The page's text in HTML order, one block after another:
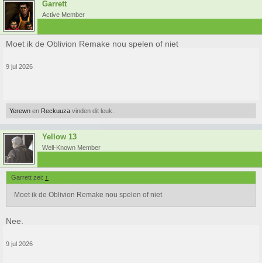
Garrett
Active Member
Moet ik de Oblivion Remake nou spelen of niet
9 jul 2026
Yerewn en Reckuuza vinden dit leuk.
Yellow 13
Well-Known Member
Garrett zei: ↑
Moet ik de Oblivion Remake nou spelen of niet
Nee.
9 jul 2026